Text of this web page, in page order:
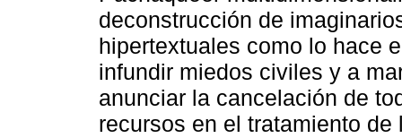
deconstrucción de
hipertextuales como lo hace
infundir miedos civiles y a
anunciar la cancelación de
recursos en el tratamiento de